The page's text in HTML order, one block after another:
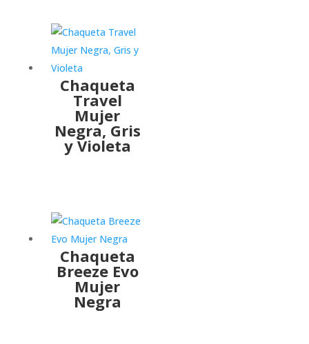
Chaqueta
Travel
Mujer
Negra, Gris
y Violeta
Chaqueta
Breeze Evo
Mujer
Negra